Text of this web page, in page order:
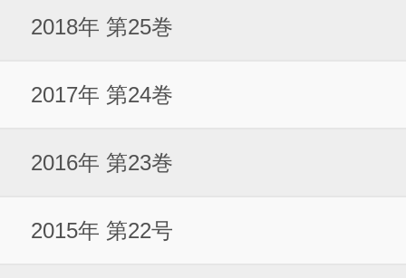
2018年 第25巻
2017年 第24巻
2016年 第23巻
2015年 第22号